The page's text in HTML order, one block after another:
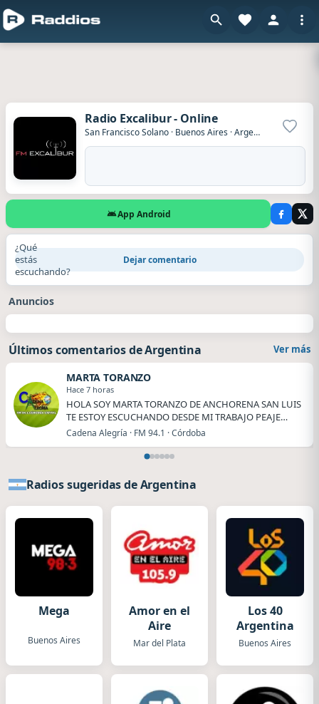
Radio Excalibur - Online
San Francisco Solano · Buenos Aires ·Argentina
App Android
¿Qué
estás
escuchando?
Dejar comentario
Anuncios
Últimos comentarios de Argentina Ver más
MARTA TORANZO
Hace 7 horas
HOLA SOY MARTA TORANZO DE ANCHORENA SAN LUIS
TE ESTOY ESCUCHANDO DESDE MI TRABAJO PEAJE
ANCHORENA.
Cadena Alegría · FM 94.1 · Córdoba
Radios sugeridas de Argentina
Mega
Buenos Aires
Amor en el
Aire
Mar del Plata
Los 40
Argentina
Buenos Aires